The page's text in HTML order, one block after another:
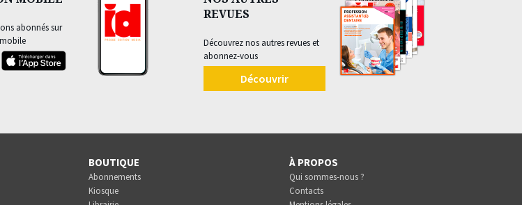
abonnés sur
REVUES
Découvrez nos autres revues et
abonnez-vous
Découvrir
BOUTIQUE
Abonnements
Kiosque
À PROPOS
Qui sommes-nous ?
Contacts